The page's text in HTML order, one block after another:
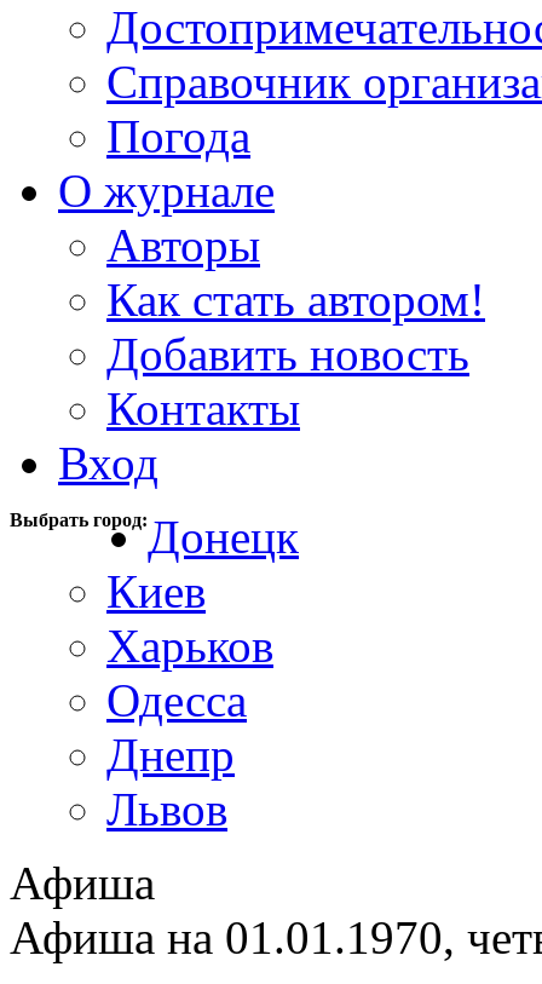
Справочник
Погода
О журнале
Авторы
Как стать автором!
Добавить новость
Контакты
Вход
Выбрать город:Донецк
Киев
Харьков
Одесса
Днепр
Львов
Афиша
Афиша на 01.01.1970,